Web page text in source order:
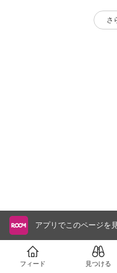
さ
アプリでこのページを
フィード 見つける